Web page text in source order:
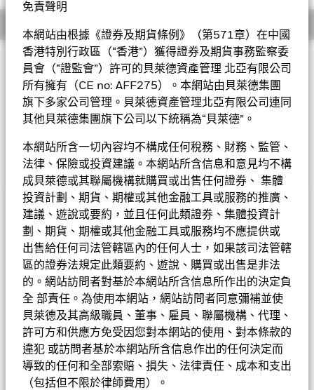
免責聲明
本網站由根據《證券及期貨條例》（第571章）在中國
香港特別行政區（“香港”）獲得證券及期貨事務監察委
員會（“證監會”）許可的貝萊德資產管理 北亞有限公司
所有擁有（CE no: AFF275）。本網站由貝萊德集團
旗下多家公司管理。貝萊德資產管理北亞有限公司連同
其他貝萊德集團旗下公司以下統稱為“貝萊德”。
本網站所含一切內容均不構成任何稅務、財務、監管、
法律、保險或投資建議。本網站所含信息和意見均不構
成貝萊德或其聯屬機構就購買或出售任何證券、 集體
投資計劃、期貨、期權或其他金融工具或服務的推廣、
建議、遊說或要約，並且任何此類證券、集體投資計
劃、期貨、期權或其他金融工具或服務均不應提供或
出售給任何司法管轄區內的任何人士，如果該司法管轄
區的證券法規定此類要約、遊說、購買或出售是非法
的。網站訪問者對基於本網站所含信息所作出的決定負
全 部責任。為使用本網站，網站訪問者同意彌補並使
貝萊德及其高級職員、董事、雇員、聯屬機構、代理、
許可方和供應方免受因您對本網站的使用、對本條款的
違犯 或訪問者基於本網站所含信息作出的任何決定而
導致的任何和全部索賠、損失、法律責任、成本和支出
（包括但不限於律師費用）。
• 基金可運用衍生工具作對沖及投資用途。然而，不會廣泛用作
• 基金價值可升可跌，且可於短期內反覆，投資者或有可能損失
一定程度的投資金額。
• 投資者不應單憑此文件作投資決定。投資者應參閱基金章程及
產品資料概要以了解風險因素等詳情。
概要
投資目標
系統分析環球小型企業基金以盡量提高總回報為目標。基金將其
至少70%的總資產以貫徹可持續投資原則的方式投資於全球各地
較小市值公司的股本證券。較小市值公司指於購入時在全球股票
市場的市值排名位於最低的20%的公司。雖然基金的大部份投資
應會集中於全球已發展市場的公司，但亦可投資於全球新興市
場。貨幣風險將靈活管理。
貝萊德系統分析環球小型企業基金
基金的全部貨幣對沖股份類別使用金融衍生產品以對沖貨幣風險。
股份類別中使用金融衍生產品可能為基金內其他股份類別帶來潛在
風險效應（亦稱為溢出）。該基金的管理公司將確保適當的程序得
以進行，以至對其他股份類別的風險效應減至最低。您只需直接在
基金名稱下方使用下拉式方框，即可查閱這基金內全部股份類別—
貨幣對沖股份類別會於股份類別的名稱中顯示「對沖」的字眼。此
外，如欲索取所有貨幣對沖股份類別的完整列表，應向基金管理公
司提出。
表現
圖表
查看圖表
表現
基金資料
基金總值
截至 2026年8月7日
美元 680,093,358
基金成立日期
1994年11月4日
基準貨幣
USD
參考指標 1
MSCI 所有國家世界小型企業指
基本因素及風險
持倉數目
截至 2026年6月30日
1136
3年貝他係數
截至 2026年7月31日
0.988
基金評級
Morningstar星號評級
持股
截至 2026年6月30日
投資分佈